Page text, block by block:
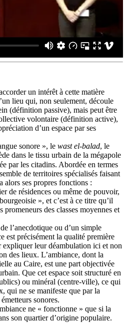
un intérêt à cette matière
lieu qui, non seulement, découle
(définition passive), mais peut être
volontaire (définition active),
d’un espace par ses
sonore », le wast el-balad, le
dans le tissu urbain de la mégapole
par les citadins. Abordée en termes
de territoires spécialisés faisant
alors ses propres fonctions :
de résidences ou même de pouvoir,
», et c’est à ce titre qu’il
promeneurs des classes moyennes et
l’anecdotique ou d’un simple
est précisément la qualité première
leur déambulation ici et non
des lieux. L’ambiance, dont la
au Caire, est une part objectivée
Que cet espace soit structuré en
ou minéral (centre-ville), ce qui
qui ne se manifeste que par la
sonores.
ne « fonctionne » que si la
son quartier d’origine populaire.